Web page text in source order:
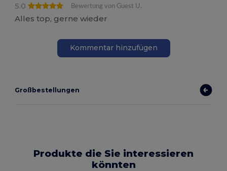
5.0
Bewertung von Guest U.
Alles top, gerne wieder
Kommentar hinzufügen
Großbestellungen
Produkte die Sie interessieren
könnten